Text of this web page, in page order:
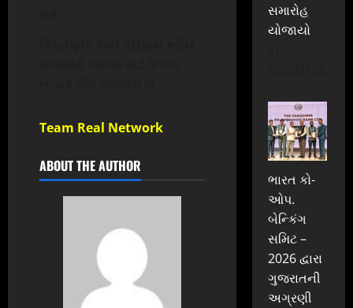
Team Real Network
ABOUT THE AUTHOR
સમારોહ
યોજાયો
ભારત કો-
ઓપ.
બેન્કિંગ
સમિટ –
2026 દ્વારા
ગુજરાતની
અગ્રણી